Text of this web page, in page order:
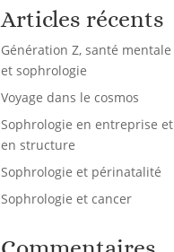
Articles récents
Génération Z, santé mentale
et sophrologie
Voyage dans le cosmos
Sophrologie en entreprise et
en structure
Sophrologie et périnatalité
Sophrologie et cancer